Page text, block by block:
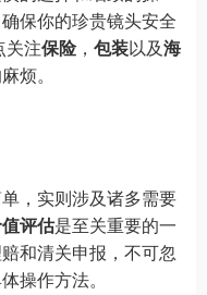
保你的珍贵镜头安全
关注保险， 包装以及海
烦。
，实则涉及诸多需要
评估是至关重要的一
和清关申报，不可忽
操作方法。